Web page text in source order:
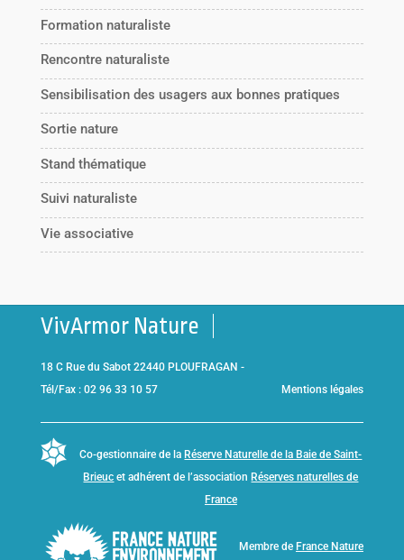
Formation naturaliste
Rencontre naturaliste
Sensibilisation des usagers aux bonnes pratiques
Sortie nature
Stand thématique
Suivi naturaliste
Vie associative
VivArmor Nature
18 C Rue du Sabot 22440 PLOUFRAGAN -
Tél/Fax : 02 96 33 10 57
Mentions légales
Co-gestionnaire de la Réserve Naturelle de la Baie de Saint-
Brieuc et adhérent de l’association Réserves naturelles de
France
Membre de France Nature